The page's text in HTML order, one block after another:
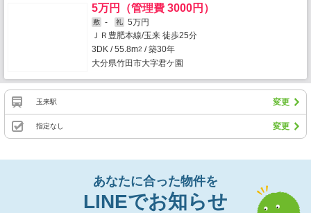
5万円（管理費 3000円）
敷 - 礼
5万円
ＪＲ豊肥本線/玉来 徒歩25分
3DK / 55.8m2 / 築30年
大分県竹田市大字君ケ園
玉来駅 変更
指定なし 変更
あなたに合った物件を
LINEでお知らせ